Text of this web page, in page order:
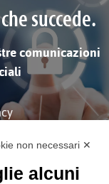
succede.
comunicazioni
ISCRIVITI
non necessari ✕
alcuni